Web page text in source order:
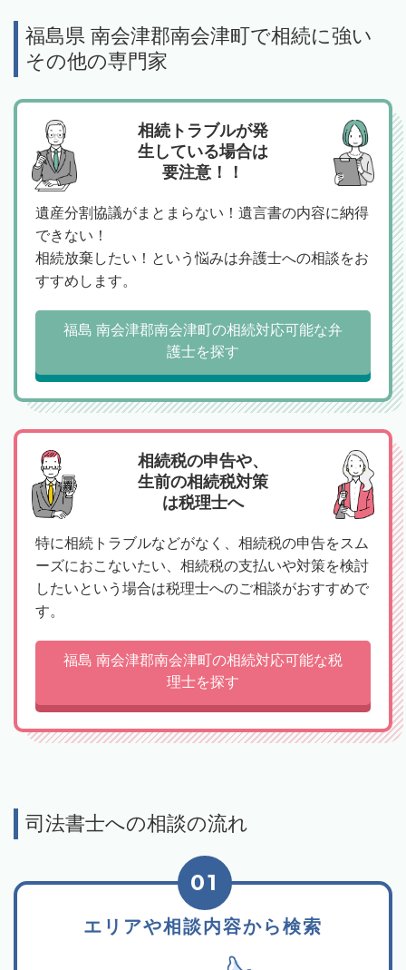
福島県 南会津郡南会津町で相続に強い
その他の専門家
相続トラブルが発
生している場合は
要注意！！
遺産分割協議がまとまらない！遺言書の内容に納得
できない！
相続放棄したい！という悩みは弁護士への相談をお
すすめします。
福島 南会津郡南会津町の相続対応可能な弁
護士を探す
相続税の申告や、
生前の相続税対策
は税理士へ
特に相続トラブルなどがなく、相続税の申告をスム
ーズにおこないたい、相続税の支払いや対策を検討
したいという場合は税理士へのご相談がおすすめで
す。
福島 南会津郡南会津町の相続対応可能な税
理士を探す
司法書士への相談の流れ
エリアや相談内容から検索
01